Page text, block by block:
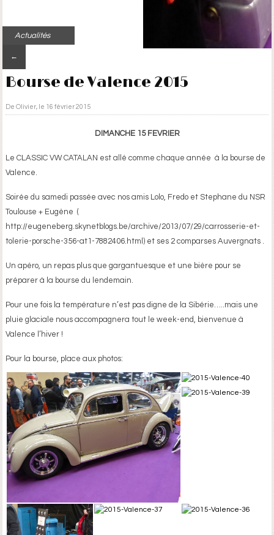
Actualités
←
Bourse de Valence 2015
De Olivier, le 16 février 2015
DIMANCHE 15 FEVRIER
Le CLASSIC VW CATALAN est allé comme chaque année à la bourse de
Valence.
Soirée du samedi passée avec nos amis Lolo, Fredo et Stephane du NSR
Toulouse + Eugène (
http://eugeneberg.skynetblogs.be/archive/2013/07/29/carrosserie-et-
tolerie-porsche-356-at1-7882406.html) et ses 2 comparses Auvergnats .
Un apéro, un repas plus que gargantuesque et une bière pour se
préparer à la bourse du lendemain.
Pour une fois la température n’est pas digne de la Sibérie…..mais une
pluie glaciale nous accompagnera tout le week-end, bienvenue à
Valence l’hiver !
Pour la bourse, place aux photos: